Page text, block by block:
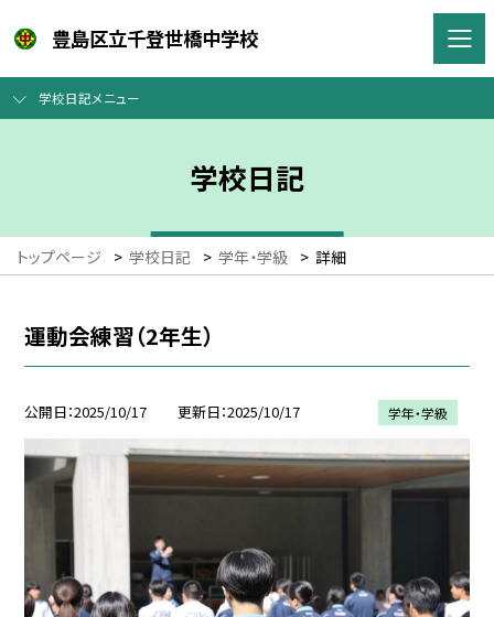
豊島区立千登世橋中学校
学校日記メニュー
学校日記
トップページ > 学校日記 > 学年・学級 > 詳細
運動会練習（2年生）
公開日 2025/10/17 更新日 2025/10/17 学年・学級